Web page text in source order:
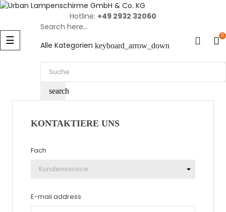
Hotline: +49 2932 32060
Umschalten
der
Navigation
☰ 0
Search here...
Alle Kategorien keyboard_arrow_down
search
KONTAKTIERE UNS
Fach
E-mail address